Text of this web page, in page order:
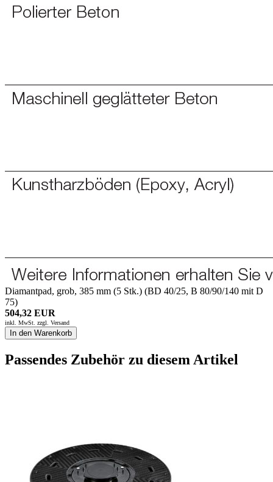
Diamantpad, grob, 385 mm (5 Stk.) (BD 40/25, B 80/90/140 mit D
75)
504,32 EUR
inkl. MwSt. zzgl. Versand
In den Warenkorb
Passendes Zubehör zu diesem Artikel